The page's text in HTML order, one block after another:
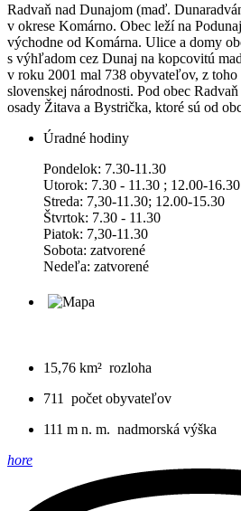
Radvaň nad Dunajom (maď.
v okrese Komárno. Obec leží na
východne od Komárna. Ulice a domy
s výhľadom cez Dunaj na kopcovitú
v roku 2001 mal 738 obyvateľov, z toho
slovenskej národnosti. Pod obec
osady Žitava a Bystrička, ktoré sú od
Úradné hodiny
Pondelok: 7.30-11.30
Utorok: 7.30 - 11.30 ; 12.00-16.30
Streda: 7,30-11.30; 12.00-15.30
Štvrtok: 7.30 - 11.30
Piatok: 7,30-11.30
Sobota: zatvorené
Nedeľa: zatvorené
15,76 km² rozloha
711
počet obyvateľov
111 m n. m. nadmorská výška
hore